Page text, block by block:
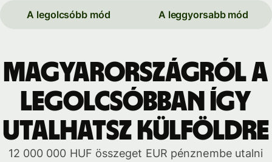
A legolcsóbb mód A leggyorsabb mód
Magyarországról a
legolcsóbban így
utalhatsz külföldre
12 000 000 HUF összeget EUR pénznembe utalni